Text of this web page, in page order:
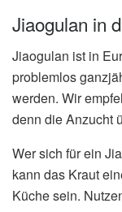
Jiaogulan in
Jiaogulan ist in
problemlos
werden. Wir
denn die Anzucht
Wer sich für ein
kann das Kraut
Küche sein.